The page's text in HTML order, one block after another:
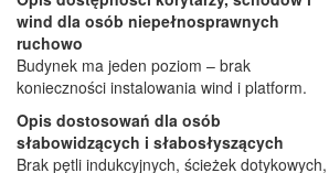
wind dla osób niepełnosprawnych
ruchowo
Budynek ma jeden poziom – brak
konieczności instalowania wind i platform.
Opis dostosowań dla osób
słabowidzących i słabosłyszących
Brak pętli indukcyjnych, ścieżek dotykowych,